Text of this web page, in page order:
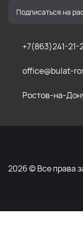
+7(863)241-21-
office@bulat-
Ростов-на-
2026 © Все права